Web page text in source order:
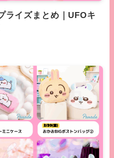
ライズまとめ｜UFOキ